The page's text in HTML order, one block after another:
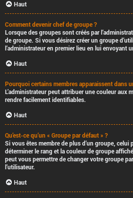
Haut
Comment devenir chef de groupe ?
Lorsque des groupes sont créés par
de groupe. Si vous désirez créer un groupe
l’administrateur en premier lieu en lui envoyant
Haut
Pourquoi certains membres apparaissent dans
L’administrateur peut attribuer une couleur aux
rendre facilement identifiables.
Haut
Qu’est-ce qu’un « Groupe par défaut » ?
Si vous êtes membre de plus d’un groupe,
déterminer le rang et la couleur de groupe
peut vous permettre de changer votre groupe
l’utilisateur.
Haut